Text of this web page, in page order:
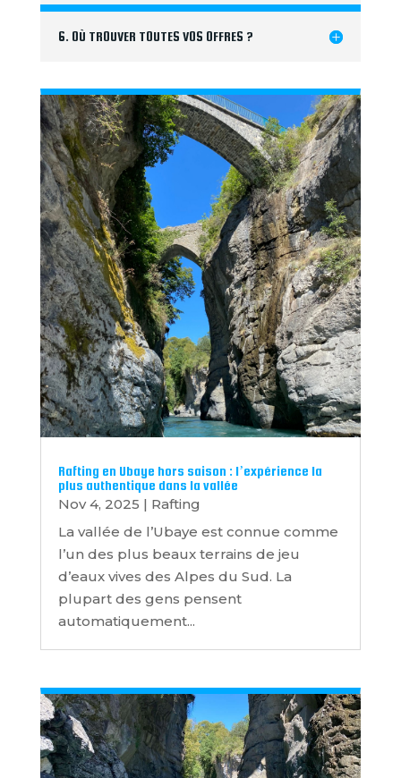
6. OÙ TROUVER TOUTES VOS OFFRES ?
Rafting en Ubaye hors saison : l’expérience la
plus authentique dans la vallée
Nov 4, 2025 | Rafting
La vallée de l’Ubaye est connue comme
l’un des plus beaux terrains de jeu
d’eaux vives des Alpes du Sud. La
plupart des gens pensent
automatiquement...